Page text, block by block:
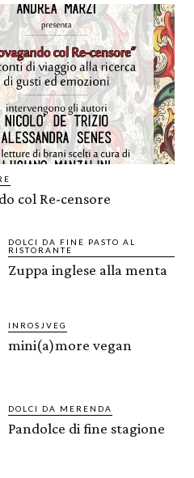
col Re-censore
DOLCI DA FINE PASTO AL
RISTORANTE
Zuppa inglese alla menta
INROSJVEG
mini(a)more vegan
DOLCI DA MERENDA
Pandolce di fine stagione